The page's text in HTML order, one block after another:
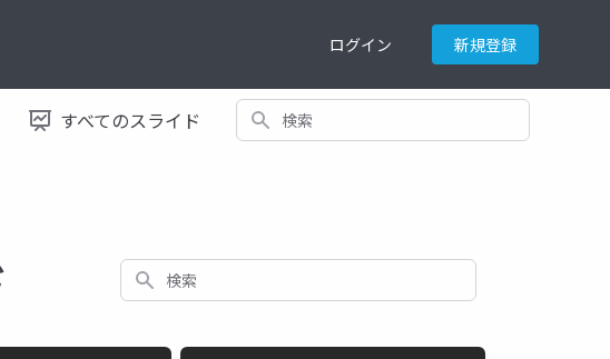
ログイン 新規登録
すべてのスライド 検索
検索